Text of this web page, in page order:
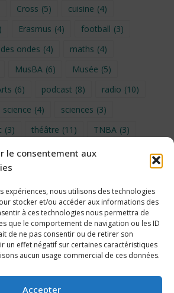
le consentement aux
expériences, nous utilisons des technologies
stocker et/ou accéder aux informations des
à ces technologies nous permettra de
que le comportement de navigation ou les ID
de ne pas consentir ou de retirer son
un effet négatif sur certaines caractéristiques
aucun usage commercial de ces données.
Accepter
Cross (5) cuisine (4)
Erasmus (4) football (3)
ondes (4) maths (4)
MusBA (6) Musée (5)
(6) podcast (8) radio (10)
science (4) sciences (3)
(3) théâtre (11) TNBA (3)
upe2a (7) vidéo
en provence 2026
(4) Wahid Chakib (4)
Politique de cookies